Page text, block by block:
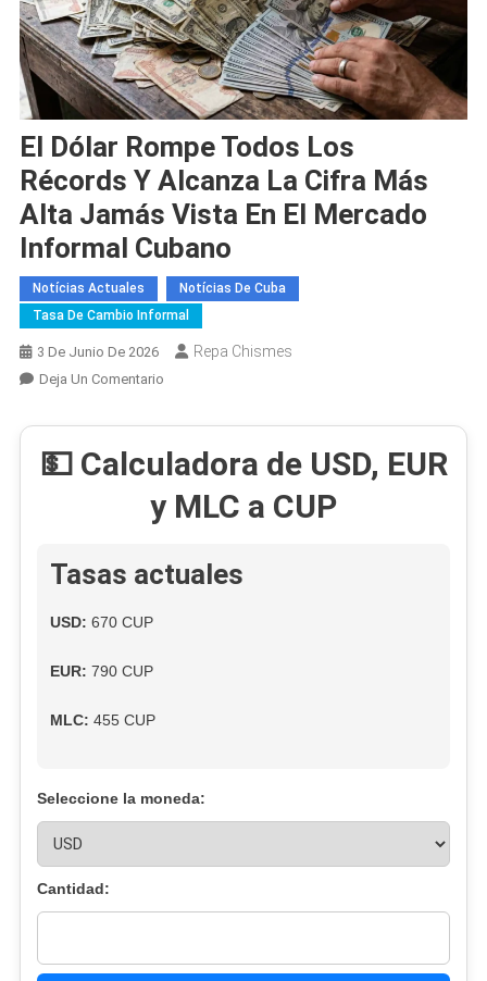
El Dólar Rompe Todos Los
Récords Y Alcanza La Cifra Más
Alta Jamás Vista En El Mercado
Informal Cubano
Notícias Actuales
Notícias De Cuba
Tasa De Cambio Informal
3 De Junio De 2026 Repa Chismes
Deja Un ComentarioEn
Dólar
Rompe
Todos
Los
Alcanza
Mercado
💵 Calculadora de USD, EUR
y MLC a CUP
Tasas actuales
USD: 670 CUP
EUR: 790 CUP
MLC: 455 CUP
Seleccione la moneda:
Cantidad: